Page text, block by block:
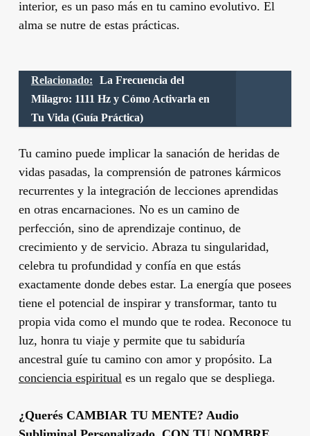
interior, es un paso más en tu camino evolutivo. El
alma se nutre de estas prácticas.
Relacionado:
La Frecuencia del
Milagro: 1111 Hz y Cómo Activarla en
Tu Vida (Guía Práctica)
Tu camino puede implicar la sanación de heridas de
vidas pasadas, la comprensión de patrones kármicos
recurrentes y la integración de lecciones aprendidas
en otras encarnaciones. No es un camino de
perfección, sino de aprendizaje continuo, de
crecimiento y de servicio. Abraza tu singularidad,
celebra tu profundidad y confía en que estás
exactamente donde debes estar. La energía que posees
tiene el potencial de inspirar y transformar, tanto tu
propia vida como el mundo que te rodea. Reconoce tu
luz, honra tu viaje y permite que tu sabiduría
ancestral guíe tu camino con amor y propósito. La
conciencia espirituales un regalo que se despliega.
¿Querés CAMBIAR TU MENTE? Audio